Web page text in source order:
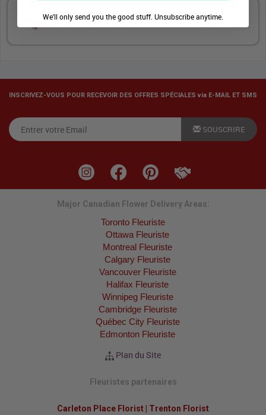
Touche spéciale
INSCRIVEZ-VOUS POUR RECEVOIR DES OFFRES SPÉCIALES via E-MAIL ET SMS
SOUSCRIRE
Major Canadian Flower Delivery Areas:
Toronto Fleuriste
Ottawa Fleuriste
Montreal Fleuriste
Calgary Fleuriste
Vancouver Fleuriste
Halifax Fleuriste
Winnipeg Fleuriste
Cambridge Fleuriste
Québec City Fleuriste
Edmonton Fleuriste
Plan du Site
Fleuristes partenaires
Carleton Place Florist
Trenton Florist
We'll only send you the good stuff. Unsubscribe anytime.